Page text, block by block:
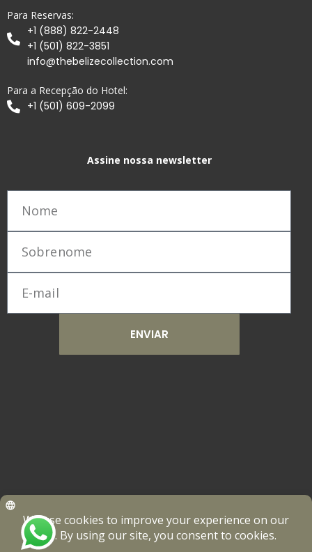
Para Reservas:
+1 (888) 822-2448
+1 (501) 822-3851
info@thebelizecollection.com
Para a Recepção do Hotel:
+1 (501) 609-2099
Assine nossa newsletter
ENVIAR